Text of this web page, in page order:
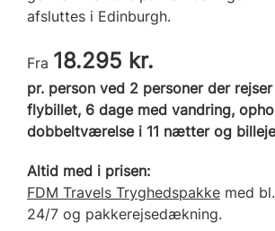
afsluttes i Edinburgh.
Fra 18.295 kr.
pr. person ved 2 personer der
flybillet, 6 dage med vandring,
dobbeltværelse i 11 nætter og
Altid med i prisen:
FDM Travels Tryghedspakke med
24/7 og pakkerejsedækning.